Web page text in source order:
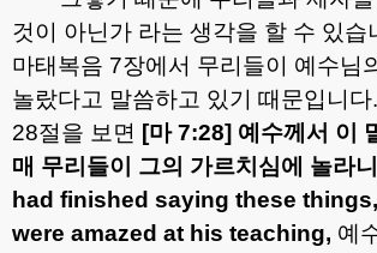
것이 아닌가 라는 생각을 할 수 있습
마태복음 7장에서 무리들이 예수님
놀랐다고 말씀하고 있기 때문입니다.
28절을 보면 [마7:28] 예수께서 이
매 무리들이 그의 가르치심에 놀라니
had finished saying these
were amazed at his teaching, 예